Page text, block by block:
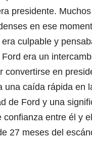
presidente. Muchos
en ese
culpable y
era un
convertirse en
una caída rápida en
de Ford y una
confianza entre él y
27 meses del